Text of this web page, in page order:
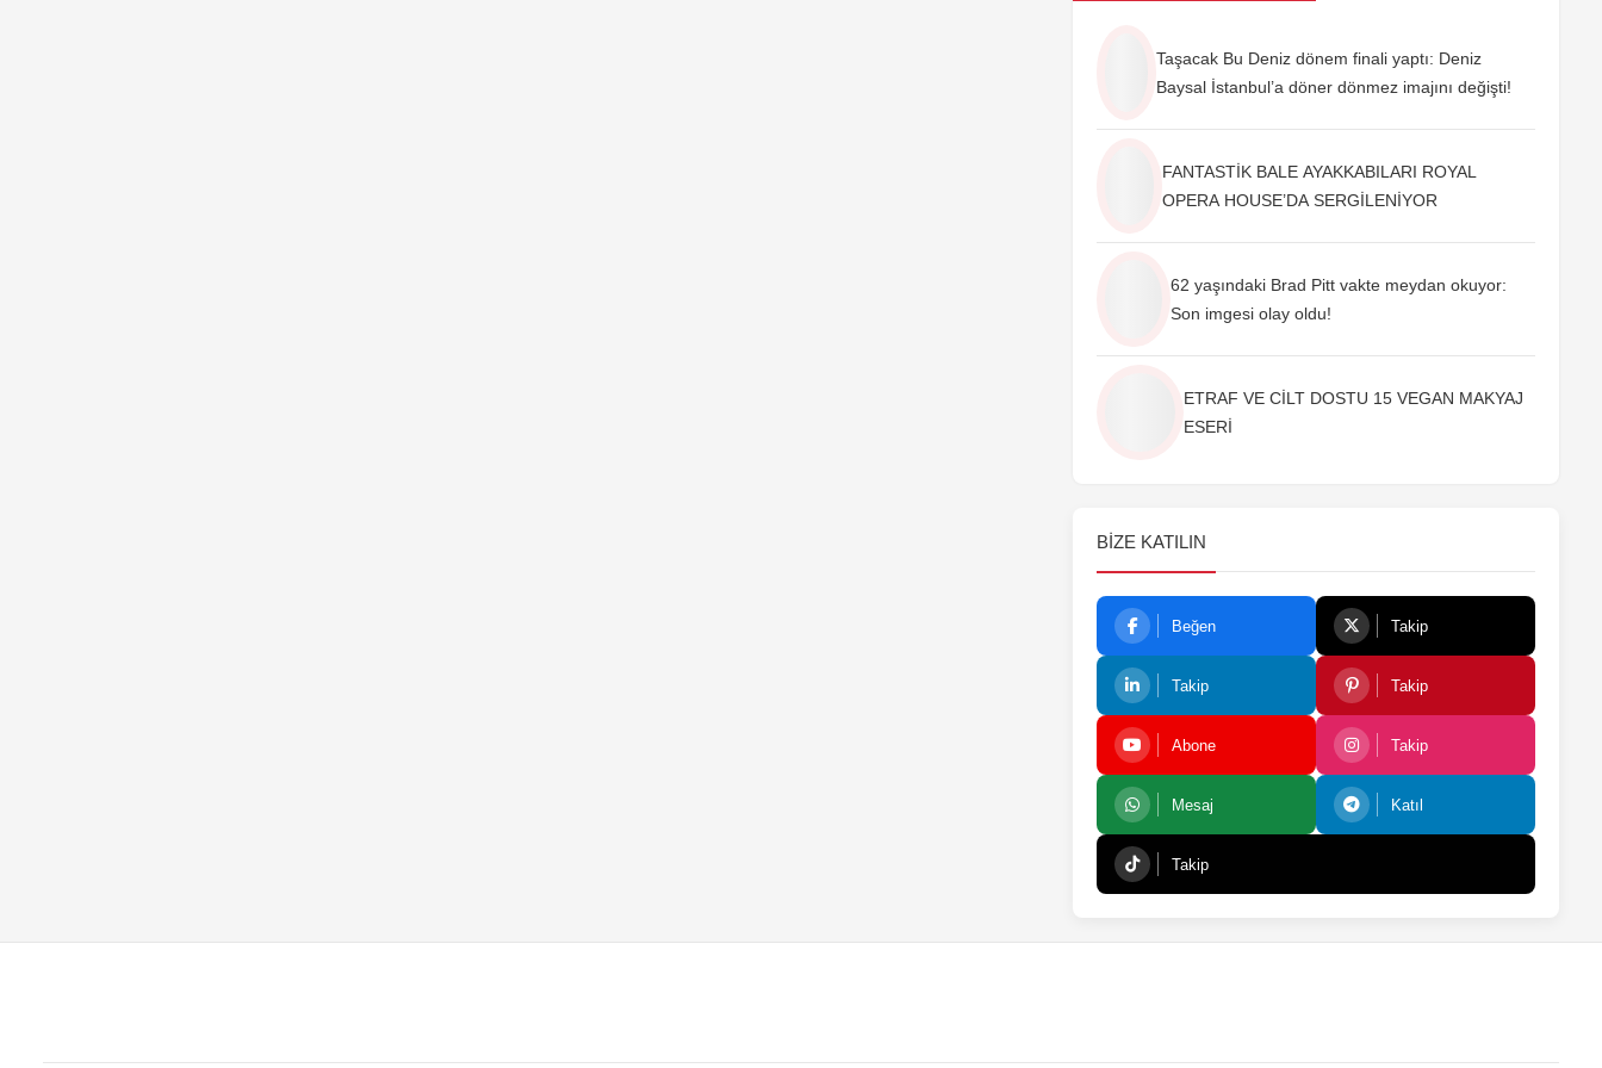
Taşacak Bu Deniz dönem finali yaptı: Deniz
Baysal İstanbul’a döner dönmez imajını değişti!
FANTASTİK BALE AYAKKABILARI ROYAL
OPERA HOUSE’DA SERGİLENİYOR
62 yaşındaki Brad Pitt vakte meydan okuyor:
Son imgesi olay oldu!
ETRAF VE CİLT DOSTU 15 VEGAN MAKYAJ
ESERİ
BIZE KATILIN
Beğen Takip
Takip Takip
Abone Takip
Mesaj Katıl
Takip